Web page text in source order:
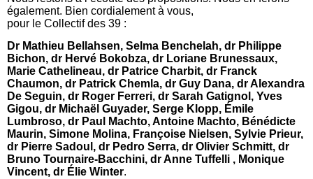
également. Bien cordialement à vous,
pour le Collectif des 39 :
Dr Mathieu Bellahsen, Selma Benchelah, dr Philippe
Bichon, dr Hervé Bokobza, dr Loriane Brunessaux,
Marie Cathelineau, dr Patrice Charbit, dr Franck
Chaumon, dr Patrick Chemla, dr Guy Dana, dr Alexandra
De Seguin, dr Roger Ferreri, dr Sarah Gatignol, Yves
Gigou, dr Michaël Guyader, Serge Klopp, Émile
Lumbroso, dr Paul Machto, Antoine Machto, Bénédicte
Maurin, Simone Molina, Françoise Nielsen, Sylvie Prieur,
dr Pierre Sadoul, dr Pedro Serra, dr Olivier Schmitt, dr
Bruno Tournaire-Bacchini, dr Anne Tuffelli , Monique
Vincent, dr Élie Winter.